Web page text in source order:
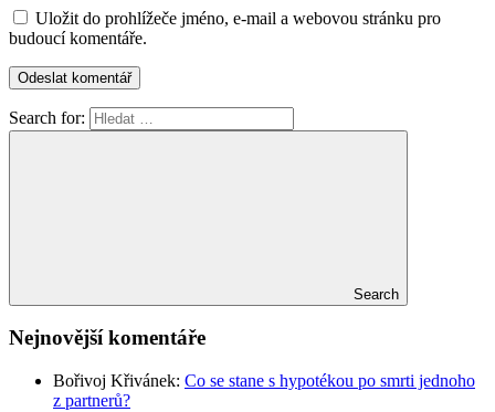
Uložit do prohlížeče jméno, e-mail a webovou stránku pro
budoucí komentáře.
Search for:
Search
Nejnovější komentáře
Bořivoj Křivánek: Co se stane s hypotékou po smrti jednoho
z partnerů?